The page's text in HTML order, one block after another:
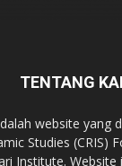
TENTANG
website yang
Studies (CRIS)
Institute. Website